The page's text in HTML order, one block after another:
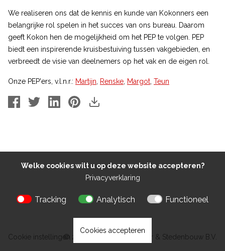
Welke cookies wilt u op deze website accepteren?
Privacyverklaring
Tracking Analytisch Functioneel
Cookies accepteren
We realiseren ons dat de kennis en kunde van Kokonners een
belangrijke rol spelen in het succes van ons bureau. Daarom
geeft Kokon hen de mogelijkheid om het PEP te volgen. PEP
biedt een inspirerende kruisbestuiving tussen vakgebieden, en
verbreedt de visie van deelnemers op het vak en de eigen rol.
Onze PEP'ers, v.l.n.r.: Martijn Renske Margot Teun
Cookie instellingen© 2026 Kokon Architectuur & Stedenbouw B.V.